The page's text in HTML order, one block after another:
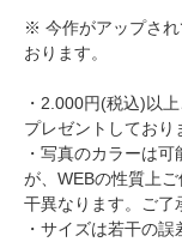
※ 今作がアップさ
おります。
・2.000円(税込)以
プレゼントしており
・写真のカラーは
が、WEBの性質上
干異なります。ご了
・サイズは若干の誤